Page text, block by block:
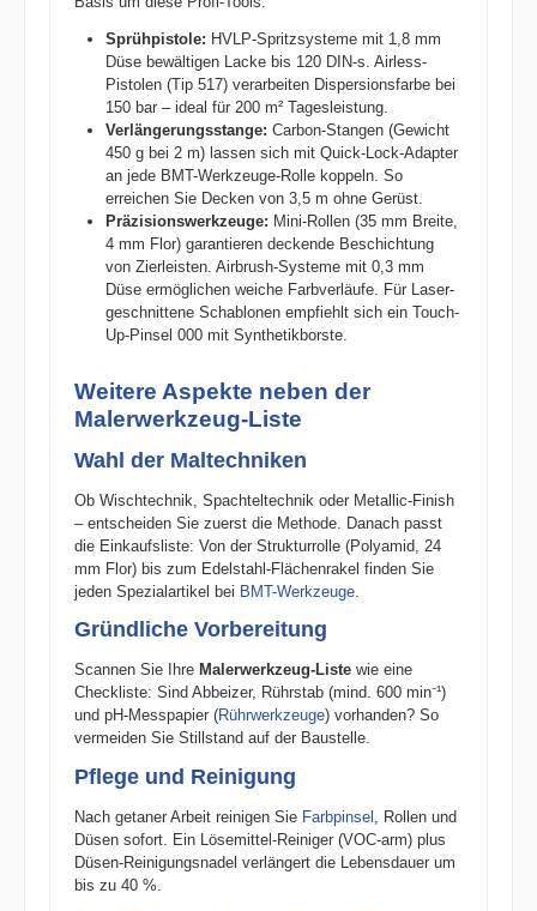
Sprühpistole: HVLP-Spritzsysteme mit 1,8 mm
Düse bewältigen Lacke bis 120 DIN-s. Airless-
Pistolen (Tip 517) verarbeiten Dispersionsfarbe bei
150 bar – ideal für 200 m² Tagesleistung.
Verlängerungsstange: Carbon-Stangen (Gewicht
450 g bei 2 m) lassen sich mit Quick-Lock-Adapter
an jede BMT-Werkzeuge-Rolle koppeln. So
erreichen Sie Decken von 3,5 m ohne Gerüst.
Präzisionswerkzeuge: Mini-Rollen (35 mm Breite,
4 mm Flor) garantieren deckende Beschichtung
von Zierleisten. Airbrush-Systeme mit 0,3 mm
Düse ermöglichen weiche Farbverläufe. Für Laser-
geschnittene Schablonen empfiehlt sich ein Touch-
Up-Pinsel 000 mit Synthetikborste.
Weitere Aspekte neben der
Malerwerkzeug-Liste
Wahl der Maltechniken
Ob Wischtechnik, Spachteltechnik oder Metallic-Finish
– entscheiden Sie zuerst die Methode. Danach passt
die Einkaufsliste: Von der Strukturrolle (Polyamid, 24
mm Flor) bis zum Edelstahl-Flächenrakel finden Sie
jeden Spezialartikel bei BMT-Werkzeuge
Gründliche Vorbereitung
Scannen Sie Ihre Malerwerkzeug-Liste wie eine
Checkliste: Sind Abbeizer, Rührstab (mind. 600 min⁻¹)
und pH-Messpapier (Rührwerkzeuge) vorhanden? So
vermeiden Sie Stillstand auf der Baustelle.
Pflege und Reinigung
Nach getaner Arbeit reinigen Sie Farbpinsel
, Rollen und
Düsen sofort. Ein Lösemittel-Reiniger (VOC-arm) plus
Düsen-Reinigungsnadel verlängert die Lebensdauer um
bis zu 40 %.